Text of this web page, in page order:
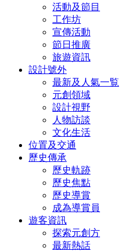
活動及節目
工作坊
宣傳活動
節日推廣
旅遊資訊
設計號外
最新及人氣一覧
元創領域
設計視野
人物訪談
文化生活
位置及交通
歷史傳承
歷史軌跡
歷史焦點
歷史導賞
成為導賞員
遊客資訊
探索元創方
最新熱話